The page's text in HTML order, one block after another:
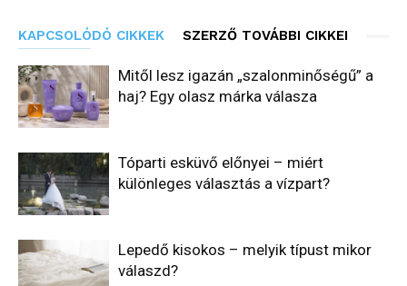
KAPCSOLÓDÓ CIKKEK SZERZŐ TOVÁBBI CIKKEI
Mitől lesz igazán „szalonminőségű” a
haj? Egy olasz márka válasza
Tóparti esküvő előnyei – miért
különleges választás a vízpart?
Lepedő kisokos – melyik típust mikor
válaszd?